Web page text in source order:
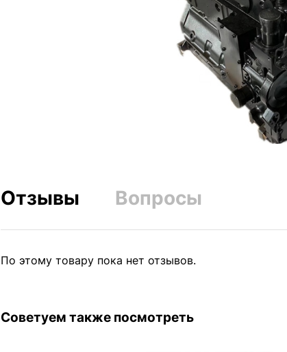
Отзывы Вопросы
По этому товару пока нет отзывов.
Советуем также посмотреть